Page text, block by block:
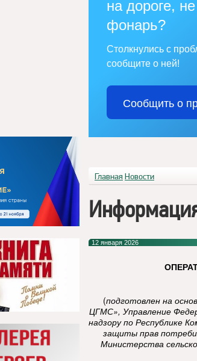
на дороге, не
фонарь?
Столкнулись с
сообщите о ней!
Сообщить о
Главная Новости
12 января 2026
(подготовлен на
ЦГМС», Управление
надзору по Республике
защиты прав
Министерства